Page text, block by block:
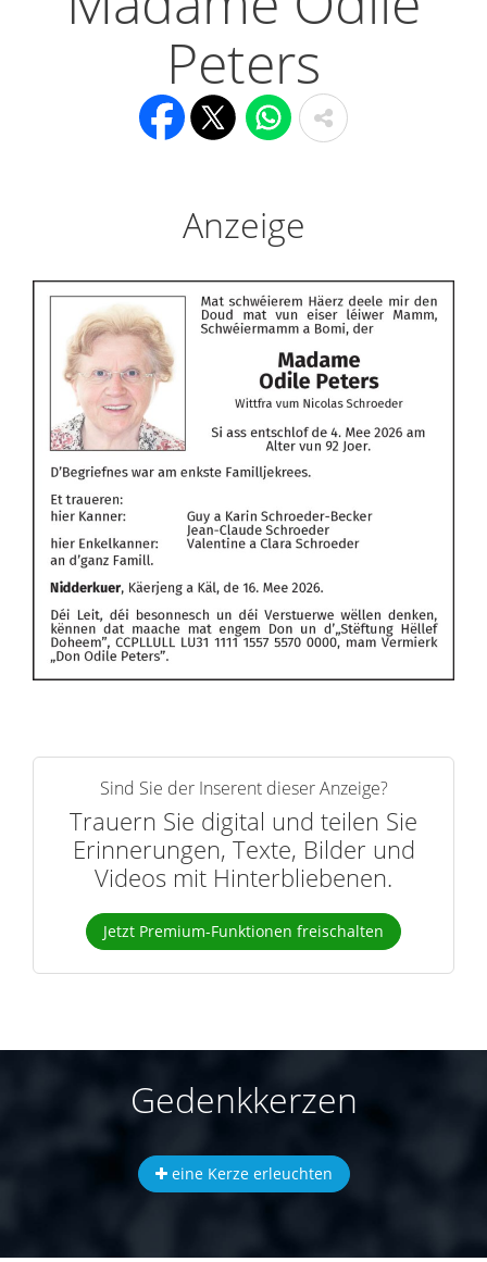
Peters
Anzeige
Sind Sie der Inserent dieser Anzeige?
Trauern Sie digital und teilen Sie
Erinnerungen, Texte, Bilder und
Videos mit Hinterbliebenen.
Jetzt Premium-Funktionen freischalten
Gedenkkerzen
eine Kerze erleuchten